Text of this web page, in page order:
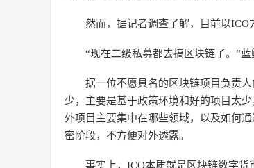
然而，据记者调查了解，目前以ICO
“现在二级私募都去搞区块链了。”
据一位不愿具名的区块链项目负责
少，主要是基于政策环境和好的项目太
外项目主要集中在哪些领域，以及如何
密阶段，不方便对外透露。
事实上，ICO本质就是区块链数字